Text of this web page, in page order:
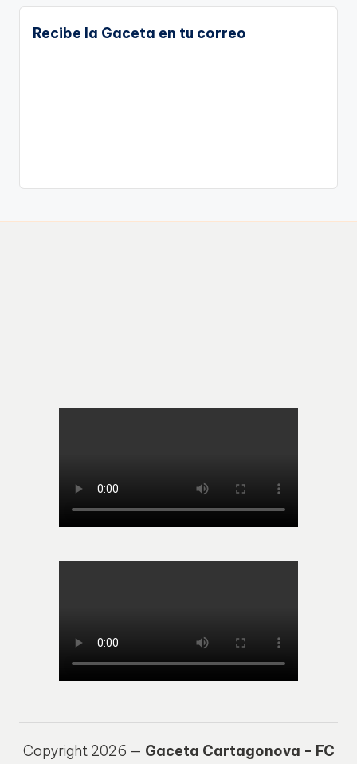
Recibe la Gaceta en tu correo
Copyright 2026 — Gaceta Cartagonova - FC